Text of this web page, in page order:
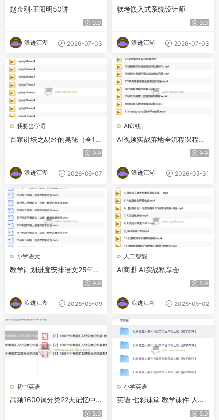
赵金刚·王阳明50讲
9.9
浪迹江湖 2026-07-03
软考嵌入式系统设计师
9.9
浪迹江湖 2026-07-03
我要当学霸
百家讲坛之易经的奥秘（全15
9.9
浪迹江湖 2026-06-07
AI赚钱
AI视频实战落地全流程课程｜
零基础精通多平台AI创作，覆
盖带货、广告、数字人、剧情
短片，解锁副业接单新收入
9.9
浪迹江湖 2026-05-31
小学语文
教学计划进度安排语文25年上
9.9
浪迹江湖 2026-05-09
人工智能
AI商盟 AI实战私享会
5.9
浪迹江湖 2026-05-02
初中英语
高频1600词分类22天记忆中
5.9
小学英语
英语 七彩课堂 教学课件 人教
5.9